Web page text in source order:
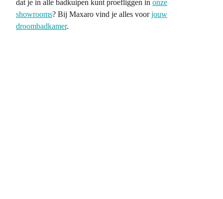
dat je in alle badkuipen kunt proefliggen in onze
showrooms? Bij Maxaro vind je alles voorjouw
droombadkamer.